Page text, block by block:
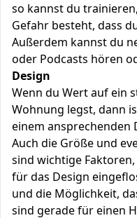
so kannst du
Gefahr besteht, dass
Außerdem kannst du
oder Podcasts hören
Design
Wenn du Wert auf ein
Wohnung legst, dann
einem ansprechenden
Auch die Größe und
sind wichtige
für das Design
und die Möglichkeit,
sind gerade für einen